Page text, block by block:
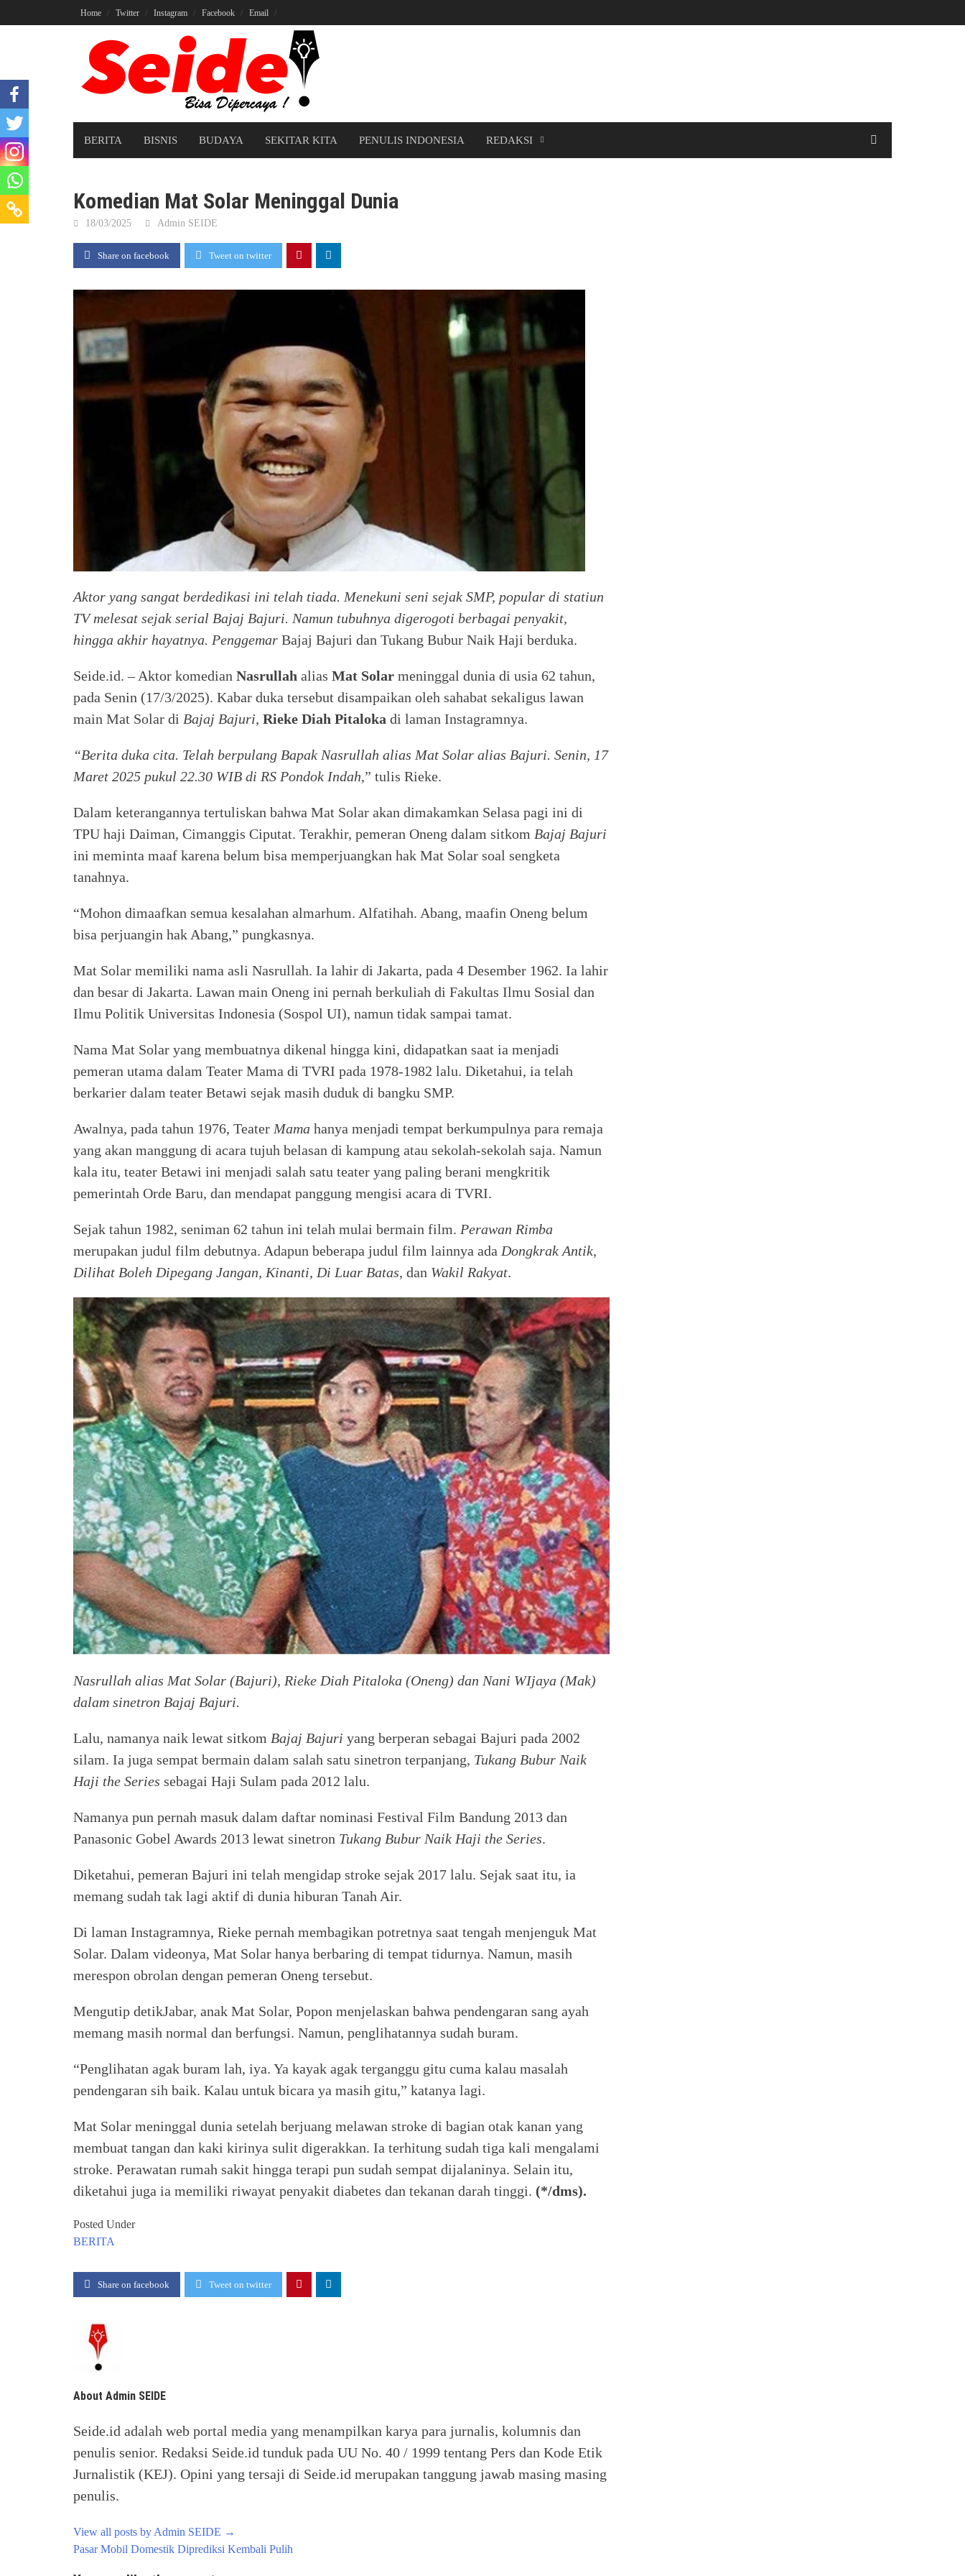
to
Home Twitter Instagram Facebook Email
BERITA BISNIS BUDAYA SEKITAR KITA PENULIS INDONESIA REDAKSI
Komedian Mat Solar Meninggal Dunia
18/03/2025 Admin SEIDE
Share on facebook Tweet on twitter
Aktor yang sangat berdedikasi ini telah tiada. Menekuni seni sejak SMP, popular di statiun
TV melesat sejak serial Bajaj Bajuri. Namun tubuhnya digerogoti berbagai penyakit,
hingga akhir hayatnya. Penggemar Bajaj Bajuri dan Tukang Bubur Naik Haji berduka.
Seide.id. – Aktor komedian Nasrullah alias Mat Solar meninggal dunia di usia 62 tahun,
pada Senin (17/3/2025). Kabar duka tersebut disampaikan oleh sahabat sekaligus lawan
main Mat Solar di Bajaj Bajuri, Rieke Diah Pitaloka di laman Instagramnya.
“Berita duka cita. Telah berpulang Bapak Nasrullah alias Mat Solar alias Bajuri. Senin, 17
Maret 2025 pukul 22.30 WIB di RS Pondok Indah,” tulis Rieke.
Dalam keterangannya tertuliskan bahwa Mat Solar akan dimakamkan Selasa pagi ini di
TPU haji Daiman, Cimanggis Ciputat. Terakhir, pemeran Oneng dalam sitkom Bajaj Bajuri
ini meminta maaf karena belum bisa memperjuangkan hak Mat Solar soal sengketa
tanahnya.
“Mohon dimaafkan semua kesalahan almarhum. Alfatihah. Abang, maafin Oneng belum
bisa perjuangin hak Abang,” pungkasnya.
Mat Solar memiliki nama asli Nasrullah. Ia lahir di Jakarta, pada 4 Desember 1962. Ia lahir
dan besar di Jakarta. Lawan main Oneng ini pernah berkuliah di Fakultas Ilmu Sosial dan
Ilmu Politik Universitas Indonesia (Sospol UI), namun tidak sampai tamat.
Nama Mat Solar yang membuatnya dikenal hingga kini, didapatkan saat ia menjadi
pemeran utama dalam Teater Mama di TVRI pada 1978-1982 lalu. Diketahui, ia telah
berkarier dalam teater Betawi sejak masih duduk di bangku SMP.
Awalnya, pada tahun 1976, Teater Mama hanya menjadi tempat berkumpulnya para remaja
yang akan manggung di acara tujuh belasan di kampung atau sekolah-sekolah saja. Namun
kala itu, teater Betawi ini menjadi salah satu teater yang paling berani mengkritik
pemerintah Orde Baru, dan mendapat panggung mengisi acara di TVRI.
Sejak tahun 1982, seniman 62 tahun ini telah mulai bermain film. Perawan Rimba
merupakan judul film debutnya. Adapun beberapa judul film lainnya ada Dongkrak Antik,
Dilihat Boleh Dipegang Jangan, Kinanti, Di Luar Batas, dan Wakil Rakyat.
Nasrullah alias Mat Solar (Bajuri), Rieke Diah Pitaloka (Oneng) dan Nani WIjaya (Mak)
dalam sinetron Bajaj Bajuri.
Lalu, namanya naik lewat sitkom Bajaj Bajuri yang berperan sebagai Bajuri pada 2002
silam. Ia juga sempat bermain dalam salah satu sinetron terpanjang, Tukang Bubur Naik
Haji the Series sebagai Haji Sulam pada 2012 lalu.
Namanya pun pernah masuk dalam daftar nominasi Festival Film Bandung 2013 dan
Panasonic Gobel Awards 2013 lewat sinetron Tukang Bubur Naik Haji the Series.
Diketahui, pemeran Bajuri ini telah mengidap stroke sejak 2017 lalu. Sejak saat itu, ia
memang sudah tak lagi aktif di dunia hiburan Tanah Air.
Di laman Instagramnya, Rieke pernah membagikan potretnya saat tengah menjenguk Mat
Solar. Dalam videonya, Mat Solar hanya berbaring di tempat tidurnya. Namun, masih
merespon obrolan dengan pemeran Oneng tersebut.
Mengutip detikJabar, anak Mat Solar, Popon menjelaskan bahwa pendengaran sang ayah
memang masih normal dan berfungsi. Namun, penglihatannya sudah buram.
“Penglihatan agak buram lah, iya. Ya kayak agak terganggu gitu cuma kalau masalah
pendengaran sih baik. Kalau untuk bicara ya masih gitu,” katanya lagi.
Mat Solar meninggal dunia setelah berjuang melawan stroke di bagian otak kanan yang
membuat tangan dan kaki kirinya sulit digerakkan. Ia terhitung sudah tiga kali mengalami
stroke. Perawatan rumah sakit hingga terapi pun sudah sempat dijalaninya. Selain itu,
diketahui juga ia memiliki riwayat penyakit diabetes dan tekanan darah tinggi. (*/dms).
Posted Under
BERITA
Share on facebook Tweet on twitter
About Admin SEIDE
Seide.id adalah web portal media yang menampilkan karya para jurnalis, kolumnis dan
penulis senior. Redaksi Seide.id tunduk pada UU No. 40 / 1999 tentang Pers dan Kode Etik
Jurnalistik (KEJ). Opini yang tersaji di Seide.id merupakan tanggung jawab masing masing
penulis.
View all posts by Admin SEIDE →
Post
Pasar Mobil Domestik Diprediksi Kembali Pulih